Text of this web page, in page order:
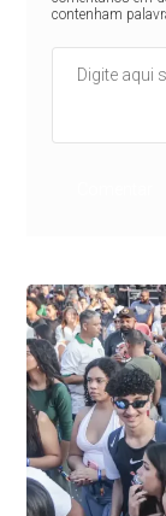
contenham